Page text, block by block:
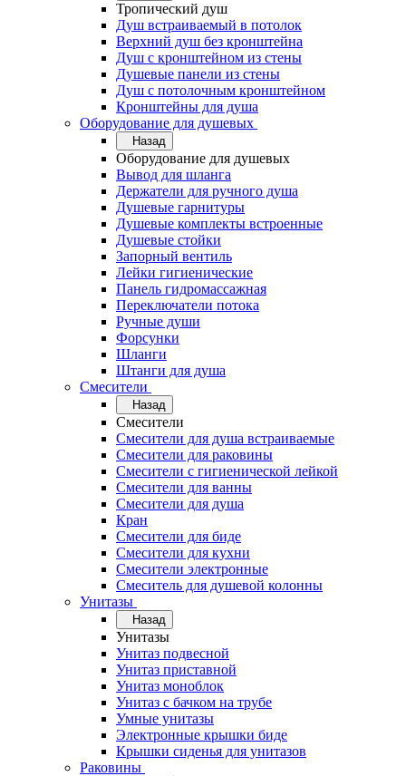
Тропический душ
Душ встраиваемый в потолок
Верхний душ без кронштейна
Душ с кронштейном из стены
Душевые панели из стены
Душ с потолочным кронштейном
Кронштейны для душа
Оборудование для душевых
Назад
Оборудование для душевых
Вывод для шланга
Держатели для ручного душа
Душевые гарнитуры
Душевые комплекты встроенные
Душевые стойки
Запорный вентиль
Лейки гигиенические
Панель гидромассажная
Переключатели потока
Ручные души
Форсунки
Шланги
Штанги для душа
Смесители
Назад
Смесители
Смесители для душа встраиваемые
Смесители для раковины
Смесители с гигиенической лейкой
Смесители для ванны
Смесители для душа
Кран
Смесители для биде
Смесители для кухни
Смесители электронные
Смеситель для душевой колонны
Унитазы
Назад
Унитазы
Унитаз подвесной
Унитаз приставной
Унитаз моноблок
Унитаз с бачком на трубе
Умные унитазы
Электронные крышки биде
Крышки сиденья для унитазов
Раковины